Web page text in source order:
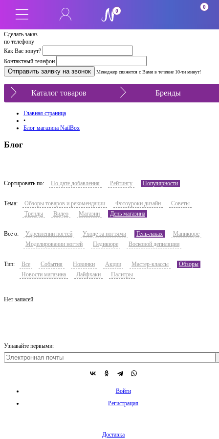
Сделать заказ
по телефону
Как Вас зовут?
Контактный телефон
Менеджер свяжется с Вами в течение 10-ти минут!
0
0
Каталог товаров Бренды
Главная страница
•
Блог магазина NailBox
Блог
Сортировать по: По дате добавления Рейтингу Популярности
Тема: Обзоры товаров и рекомендации Фотоуроки дизайн
Советы
Тренды
Видео Магазин День магазина
Всё о: Укреплении ногтей Уходе за ногтями Гель-лаках
Маникюре
Моделировании ногтей
Педикюре Восковой депиляции
Тип: Все События Новинки Акции Мастер-классы
Обзоры
Новости магазина
Лайфхаки Палитры
Нет записей
Узнавайте первыми:
Войти
Регистрация
Доставка